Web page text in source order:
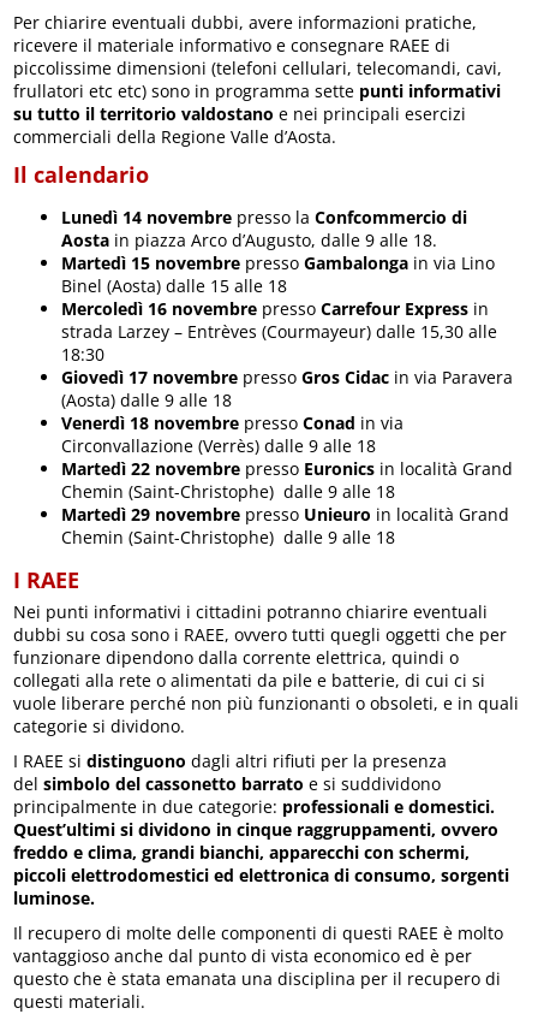
Per chiarire eventuali dubbi, avere informazioni pratiche,
ricevere il materiale informativo e consegnare RAEE di
piccolissime dimensioni (telefoni cellulari, telecomandi, cavi,
frullatori etc etc) sono in programma sette punti informativi
su tutto il territorio valdostano e nei principali esercizi
commerciali della Regione Valle d’Aosta.
Il calendario
Lunedì 14 novembre presso laConfcommercio di
Aosta in piazza Arco d’Augusto, dalle 9 alle 18.
Martedì 15 novembre pressoGambalonga in via Lino
Binel (Aosta) dalle 15 alle 18
Mercoledì 16 novembre pressoCarrefour Express in
strada Larzey – Entrèves (Courmayeur) dalle 15,30 alle
18:30
Giovedì 17 novembre pressoGros Cidac in via Paravera
(Aosta) dalle 9 alle 18
Venerdì 18 novembre pressoConad in via
Circonvallazione (Verrès) dalle 9 alle 18
Martedì 22 novembre presso Euronics in località Grand
Chemin (Saint-Christophe) dalle 9 alle 18
Martedì 29 novembre presso Unieuro in località Grand
Chemin (Saint-Christophe) dalle 9 alle 18
I RAEE
Nei punti informativi i cittadini potranno chiarire eventuali
dubbi su cosa sono i RAEE, ovvero tutti quegli oggetti che per
funzionare dipendono dalla corrente elettrica, quindi o
collegati alla rete o alimentati da pile e batterie, di cui ci si
vuole liberare perché non più funzionanti o obsoleti, e in quali
categorie si dividono.
I RAEE sidistinguono dagli altri rifiuti per la presenza
delsimbolo del cassonetto barrato e si suddividono
principalmente in due categorie: professionali e domestici.
Quest’ultimi si dividono in cinque raggruppamenti, ovvero
freddo e clima, grandi bianchi, apparecchi con schermi,
piccoli elettrodomestici ed elettronica di consumo, sorgenti
luminose.
Il recupero di molte delle componenti di questi RAEE è molto
vantaggioso anche dal punto di vista economico ed è per
questo che è stata emanata una disciplina per il recupero di
questi materiali.